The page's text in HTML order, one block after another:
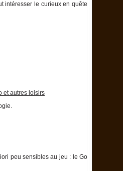
intéresser le curieux en quête
et autres loisirs
peu sensibles au jeu : le Go